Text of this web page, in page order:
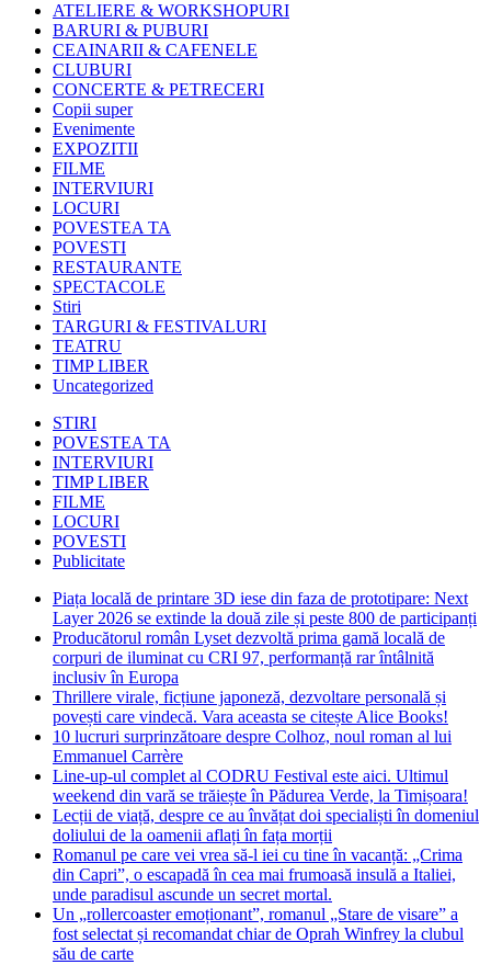
ATELIERE & WORKSHOPURI
BARURI & PUBURI
CEAINARII & CAFENELE
CLUBURI
CONCERTE & PETRECERI
Copii super
Evenimente
EXPOZITII
FILME
INTERVIURI
LOCURI
POVESTEA TA
POVESTI
RESTAURANTE
SPECTACOLE
Stiri
TARGURI & FESTIVALURI
TEATRU
TIMP LIBER
Uncategorized
STIRI
POVESTEA TA
INTERVIURI
TIMP LIBER
FILME
LOCURI
POVESTI
Publicitate
Piața locală de printare 3D iese din faza de prototipare: Next
Layer 2026 se extinde la două zile și peste 800 de participanți
Producătorul român Lyset dezvoltă prima gamă locală de
corpuri de iluminat cu CRI 97, performanță rar întâlnită
inclusiv în Europa
Thrillere virale, ficțiune japoneză, dezvoltare personală și
povești care vindecă. Vara aceasta se citește Alice Books!
10 lucruri surprinzătoare despre Colhoz, noul roman al lui
Emmanuel Carrère
Line-up-ul complet al CODRU Festival este aici. Ultimul
weekend din vară se trăiește în Pădurea Verde, la Timișoara!
Lecții de viață, despre ce au învățat doi specialiști în domeniul
doliului de la oamenii aflați în fața morții
Romanul pe care vei vrea să-l iei cu tine în vacanță: „Crima
din Capri”, o escapadă în cea mai frumoasă insulă a Italiei,
unde paradisul ascunde un secret mortal.
Un „rollercoaster emoționant”, romanul „Stare de visare” a
fost selectat și recomandat chiar de Oprah Winfrey la clubul
său de carte